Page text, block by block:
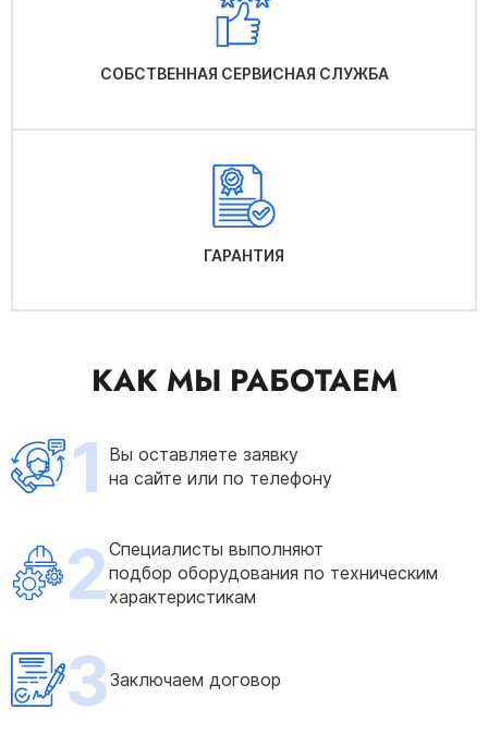
СОБСТВЕННАЯ СЕРВИСНАЯ СЛУЖБА
ГАРАНТИЯ
КАК МЫ РАБОТАЕМ
1 Вы оставляете заявку
на сайте или по телефону
2Специалисты выполняют
подбор оборудования по техническим
характеристикам
3Заключаем договор